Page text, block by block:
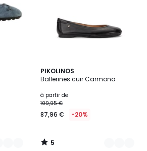
PIKOLINOS
Ballerines cuir Carmona
à partir de
109,95 €
87,96 € -20%
5
/
4
Couleurs
5
/